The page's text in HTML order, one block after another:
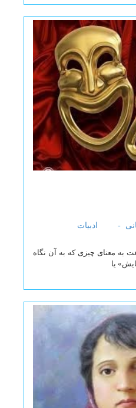
- ادبیات
به معنای چیزی که به آن نگاه
یا